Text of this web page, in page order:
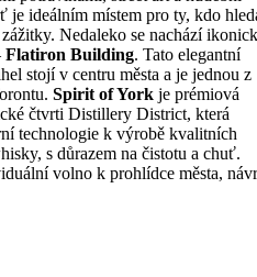
je ideálním místem pro ty, kdo
Nedaleko se nachází
Flatiron Building. Tato elegantní
stojí v centru města a je jednou z
Spirit of York je prémiová
čtvrti Distillery District, která
technologie k výrobě kvalitních
s důrazem na čistotu a chuť.
volno k prohlídce města,